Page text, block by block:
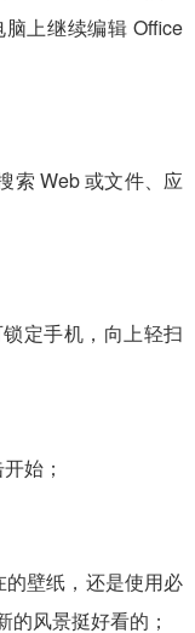
上继续编辑 Office
索 Web 或文件、应
定手机，向上轻扫
始；
壁纸，还是使用必
风景挺好看的；